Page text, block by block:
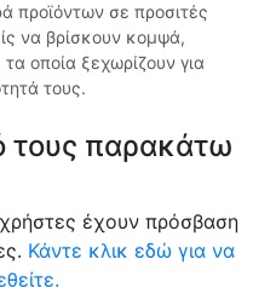
προϊόντων σε προσιτές
να βρίσκουν κομψά,
οποία ξεχωρίζουν για
τους.
τους παρακάτω
έχουν πρόσβαση
Κάντε κλικ εδώ για να